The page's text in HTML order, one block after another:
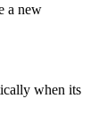
a new
when its